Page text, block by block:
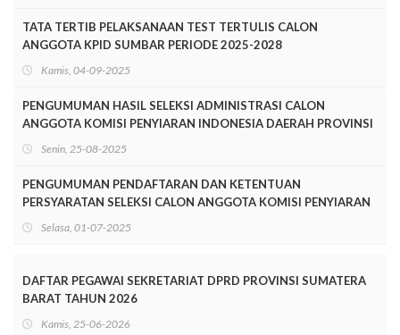
TATA TERTIB PELAKSANAAN TEST TERTULIS CALON
ANGGOTA KPID SUMBAR PERIODE 2025-2028
Kamis, 04-09-2025
PENGUMUMAN HASIL SELEKSI ADMINISTRASI CALON
ANGGOTA KOMISI PENYIARAN INDONESIA DAERAH PROVINSI
SUMATERA BARAT PERIODE 2025-2028
Senin, 25-08-2025
PENGUMUMAN PENDAFTARAN DAN KETENTUAN
PERSYARATAN SELEKSI CALON ANGGOTA KOMISI PENYIARAN
INDONESIA DAERAH SUMATERA BARAT MASA JABATAN
TAHUN 2025-2028
Selasa, 01-07-2025
DAFTAR PEGAWAI SEKRETARIAT DPRD PROVINSI SUMATERA
BARAT TAHUN 2026
Kamis, 25-06-2026